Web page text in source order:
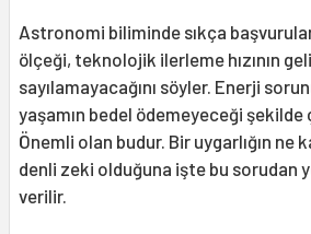
Astronomi biliminde sıkça
ölçeği, teknolojik ilerleme hızının
sayılamayacağını söyler. Enerji
yaşamın bedel ödemeyeceği
Önemli olan budur. Bir uygarlığın ne
denli zeki olduğuna işte bu sorudan
verilir.